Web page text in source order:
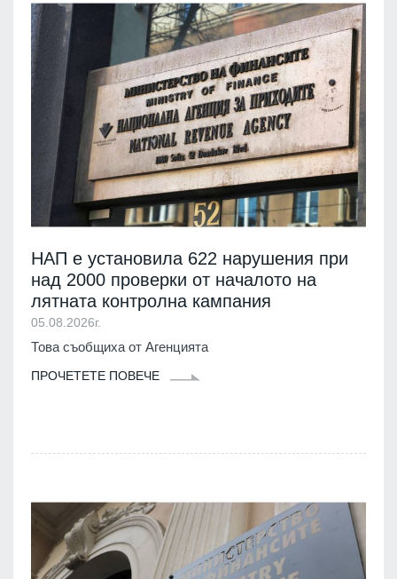
НАП е установила 622 нарушения при
над 2000 проверки от началото на
лятната контролна кампания
05.08.2026г.
Това съобщиха от Агенцията
ПРОЧЕТЕТЕ ПОВЕЧЕ